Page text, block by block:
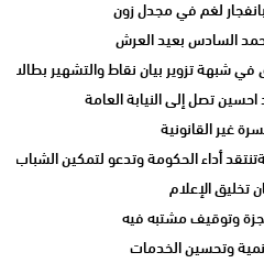
لغم في مجدل زون
السادس بعيد العرش
شبهة تزوير بيان نقاط والتشهير بطالب
تصل إلى النيابة العامة
غير القانونية
أداء الحكومة وتدعو لتمكين الشباب
تخليق الإعلام
وتوقيف مشتبه فيه
وتحسين الخدمات